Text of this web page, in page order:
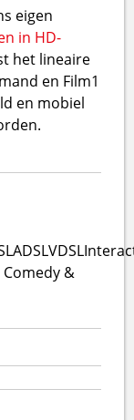
eigen
in HD-
het lineaire
en Film1
en mobiel
ADSLVDSL
Comedy &